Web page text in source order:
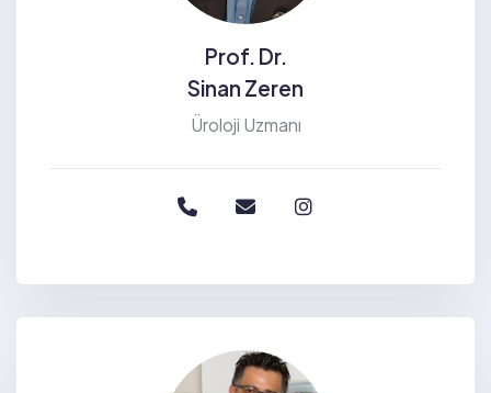
Prof. Dr.
Sinan Zeren
Üroloji Uzmanı